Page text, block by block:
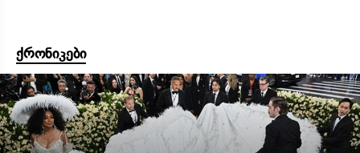
ქრონიკები